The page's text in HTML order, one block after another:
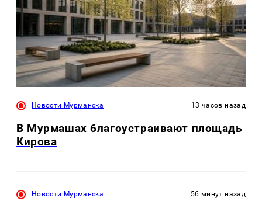
Новости Мурманска 13 часов назад
В Мурмашах благоустраивают площадь
Кирова
Новости Мурманска 56 минут назад